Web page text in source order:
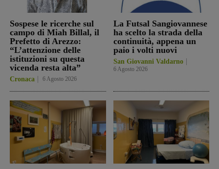
Sospese le ricerche sul
campo di Miah Billal, il
Prefetto di Arezzo:
“L’attenzione delle
istituzioni su questa
vicenda resta alta”
Cronaca 6 Agosto 2026
La Futsal Sangiovannese
ha scelto la strada della
continuità, appena un
paio i volti nuovi
San Giovanni Valdarno
6 Agosto 2026